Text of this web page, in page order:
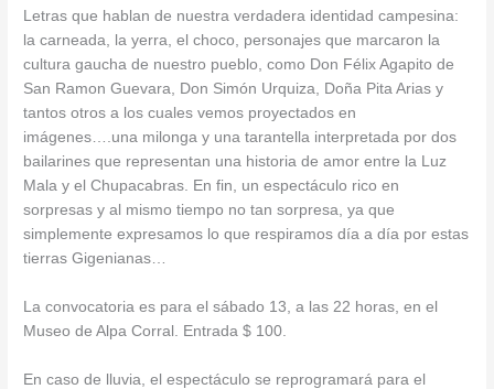
Letras que hablan de nuestra verdadera identidad campesina:
la carneada, la yerra, el choco, personajes que marcaron la
cultura gaucha de nuestro pueblo, como Don Félix Agapito de
San Ramon Guevara, Don Simón Urquiza, Doña Pita Arias y
tantos otros a los cuales vemos proyectados en
imágenes….una milonga y una tarantella interpretada por dos
bailarines que representan una historia de amor entre la Luz
Mala y el Chupacabras. En fin, un espectáculo rico en
sorpresas y al mismo tiempo no tan sorpresa, ya que
simplemente expresamos lo que respiramos día a día por estas
tierras Gigenianas…
La convocatoria es para el sábado 13, a las 22 horas, en el
Museo de Alpa Corral. Entrada $ 100.
En caso de lluvia, el espectáculo se reprogramará para el